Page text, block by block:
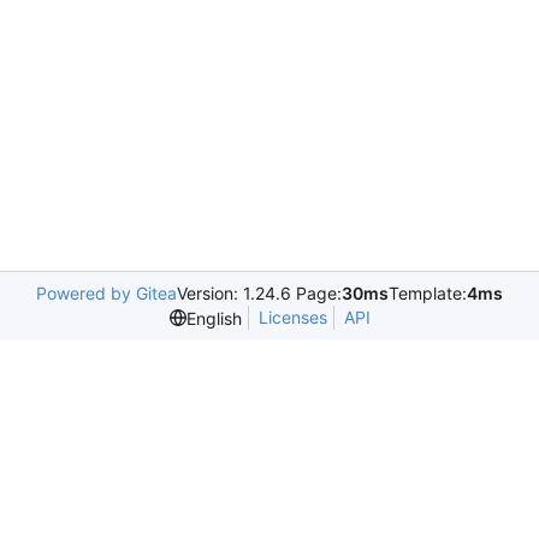
Powered by GiteaVersion: 1.24.6 Page:30msTemplate:4ms
English
Licenses API